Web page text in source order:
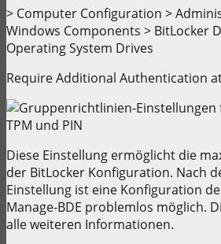
> Computer Configuration >
Windows Components > BitLocker
Operating System Drives
Require Additional Authentication
Diese Einstellung ermöglicht die
der BitLocker Konfiguration. Nach
Einstellung ist eine Konfiguration
Manage-BDE problemlos möglich.
alle weiteren Informationen.